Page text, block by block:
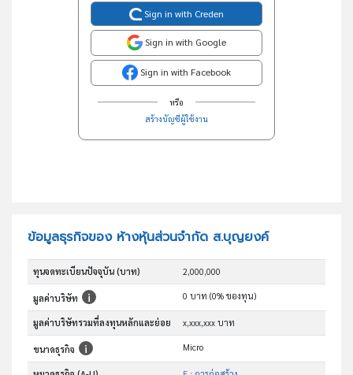
Sign in with Creden
Sign in with Google
Sign in with Facebook
หรือ
สร้างบัญชีผู้ใช้งาน
ข้อมูลธุรกิจของ ห้างหุ้นส่วนจำกัด ส.บุญยงค์
ทุนจดทะเบียนปัจจุบัน (บาท) 2,000,000
มูลค่าบริษัท 0 บาท (0% ของทุน)
มูลค่าบริษัทรวมที่ลงทุนหลักและย่อย x,xxx,xxx บาท
ขนาดธุรกิจ Micro